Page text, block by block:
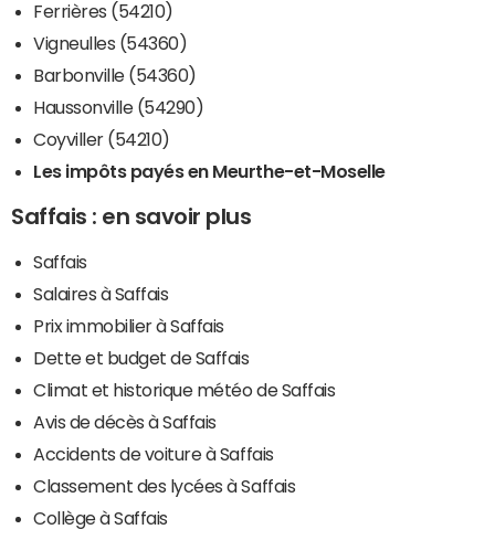
Ferrières (54210)
Vigneulles (54360)
Barbonville (54360)
Haussonville (54290)
Coyviller (54210)
Les impôts payés en Meurthe-et-Moselle
Saffais : en savoir plus
Saffais
Salaires à Saffais
Prix immobilier à Saffais
Dette et budget de Saffais
Climat et historique météo de Saffais
Avis de décès à Saffais
Accidents de voiture à Saffais
Classement des lycées à Saffais
Collège à Saffais